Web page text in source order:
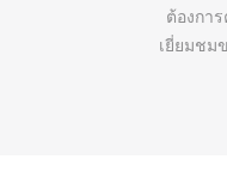
ต้องกา
เยี่ยมชม